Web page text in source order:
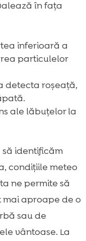
în fața
inferioară a
particulelor
detecta roșeață,
ale lăbuțelor la
identificăm
condițiile meteo
ne permite să
aproape de o
sau de
vântoase. La